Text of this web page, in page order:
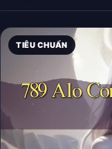
TIÊU CHUẨN